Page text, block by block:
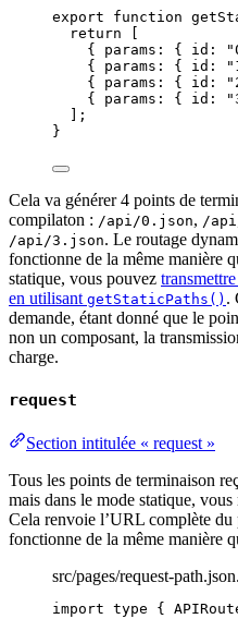
export
function
return [
{ params: { id:
"
{ params: { id:
"
{ params: { id:
"
{ params: { id:
"
];
}
Cela va générer 4 points de
compilaton : /api/0.json, /
/api/3.json. Le routage
fonctionne de la même manière
statique, vous pouvez
en utilisant getStaticPaths() .
demande, étant donné que le
non un composant, la
charge.
request
Section intitulée « request »
Tous les points de terminaison
mais dans le mode statique, vous
Cela renvoie l’URL complète
fonctionne de la même manière
src/pages/request-
import type {